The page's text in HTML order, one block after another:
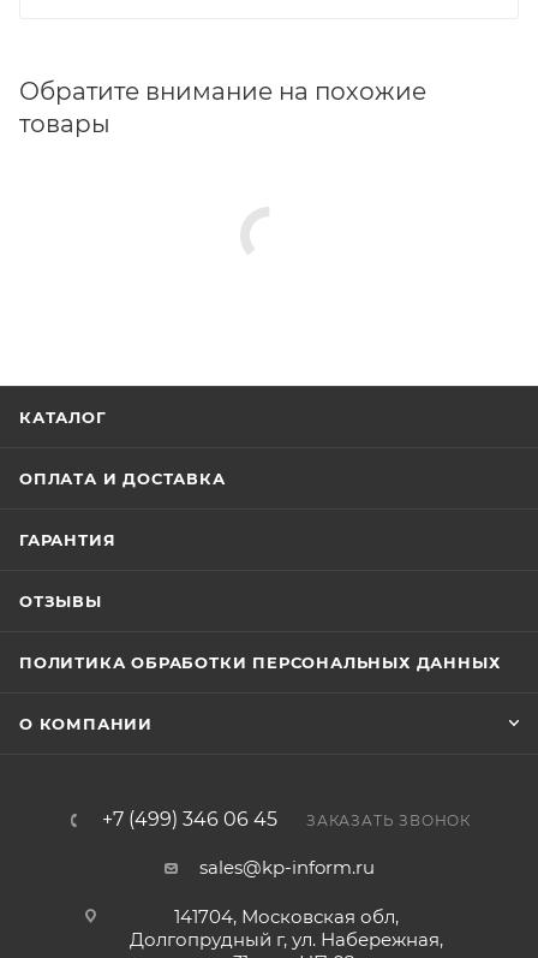
Обратите внимание на похожие
товары
КАТАЛОГ
ОПЛАТА И ДОСТАВКА
ГАРАНТИЯ
ОТЗЫВЫ
ПОЛИТИКА ОБРАБОТКИ ПЕРСОНАЛЬНЫХ ДАННЫХ
О КОМПАНИИ
+7 (499) 346 06 45 ЗАКАЗАТЬ ЗВОНОК
sales@kp-inform.ru
141704, Московская обл,
Долгопрудный г, ул. Набережная,